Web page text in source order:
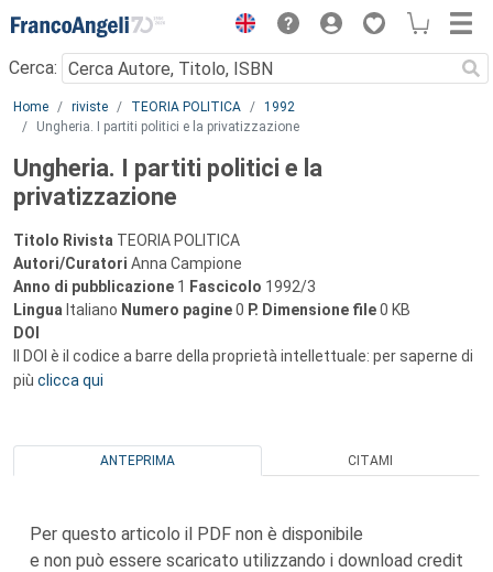
Menu
Cerca:
Main content
Home riviste TEORIA POLITICA
1992
Ungheria. I partiti politici e la privatizzazione
Ungheria. I partiti politici e la
privatizzazione
Titolo Rivista TEORIA POLITICA
Autori/Curatori Anna Campione
Anno di pubblicazione 1 Fascicolo 1992/3
Lingua Italiano Numero pagine0 P. Dimensione file0 KB
DOI
Il DOI è il codice a barre della proprietà intellettuale: per saperne di
più clicca qui
ANTEPRIMA CITAMI
Per questo articolo il PDF non è disponibile
e non può essere scaricato utilizzando i download credit